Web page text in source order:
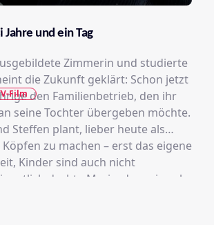
und ein Tag
Zimmerin und studierte
die Zukunft geklärt: Schon jetzt
den Familienbetrieb, den ihr
seine Tochter übergeben möchte.
Steffen plant, lieber heute als
zu machen – erst das eigene
Kinder sind auch nicht
dachte Maria, das sei auch
Film